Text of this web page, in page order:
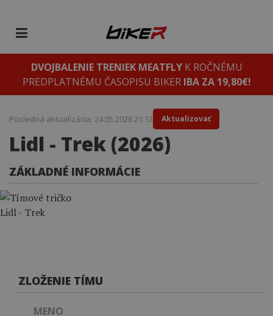
DVOJBALENIE TRENIEK MEATFLYK ROČNÉMU
PREDPLATNÉMU ČASOPISU BIKER IBA ZA 19,80€!
Lidl - Trek (2026)
Posledná aktualizácia: 24.05.2026 21:12 Aktualizovať
ZÁKLADNÉ INFORMÁCIE
ZLOŽENIE TÍMU
MENO